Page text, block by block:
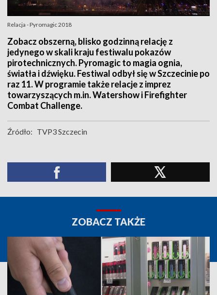
Relacja - Pyromagic 2018
Zobacz obszerną, blisko godzinną relację z
jedynego w skali kraju festiwalu pokazów
pirotechnicznych. Pyromagic to magia ognia,
światła i dźwięku. Festiwal odbył się w Szczecinie po
raz 11. W programie także relacje z imprez
towarzyszących m.in. Watershow i Firefighter
Combat Challenge.
Źródło: TVP3 Szczecin
ZOBACZ TAKŻE